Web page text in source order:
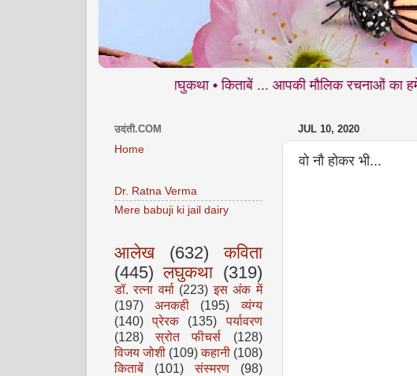
कविता • व्यंग्य • लघुकथा • किताबें ... आपकी मौलिक रचनाओं का हमेशा स्वागत है।
JUL 10, 2020
वो नौ होकर भी...
उदंती.COM
Home
Dr. Ratna Verma
Mere babuji ki jail dairy
आलेख (632)
कविता
(445) लघुकथा (319)
डॉ. रत्ना वर्मा (223) इस अंक में
(197)
अनकही (195)
व्यंग्य
(140)
प्रेरक (135)
पर्यावरण
(128)
स्रोत फीचर्स
(128)
विजय जोशी (109) कहानी (108)
किताबें
(101) संस्मरण
(98)